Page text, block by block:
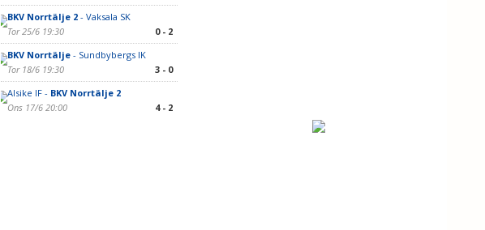
BKV Norrtälje 2- Vaksala SK
Tor 25/6 19:30
0 - 2
BKV Norrtälje- Sundbybergs IK
Tor 18/6 19:30
3 - 0
Alsike IF - BKV Norrtälje 2
Ons 17/6 20:00
4 - 2